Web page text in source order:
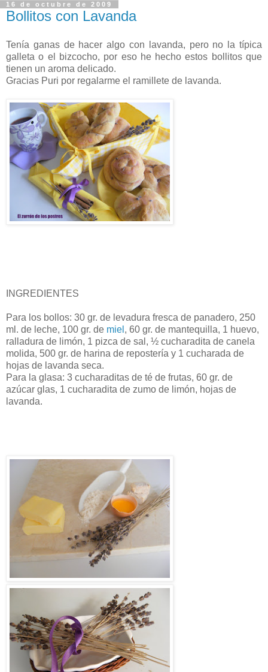
16 de octubre de 2009
Bollitos con Lavanda
Tenía ganas de hacer algo con lavanda, pero no la típica
galleta o el bizcocho, por eso he hecho estos bollitos que
tienen un aroma delicado.
Gracias Puri por regalarme el ramillete de lavanda.
INGREDIENTES
Para los bollos: 30 gr. de levadura fresca de panadero, 250
ml. de leche, 100 gr. de miel , 60 gr. de mantequilla, 1 huevo,
ralladura de limón, 1 pizca de sal, ½ cucharadita de canela
molida, 500 gr. de harina de repostería y 1 cucharada de
hojas de lavanda seca.
Para la glasa: 3 cucharaditas de té de frutas, 60 gr. de
azúcar glas, 1 cucharadita de zumo de limón, hojas de
lavanda.